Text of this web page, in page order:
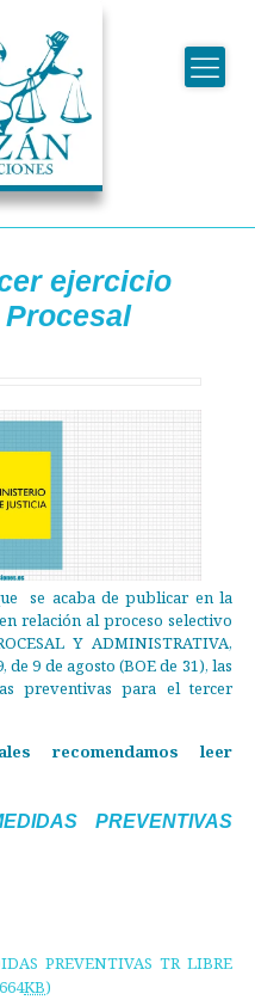
ejercicio
se acaba de publicar en la
relación al proceso selectivo
Y ADMINISTRATIVA,
de 9 de agosto (BOE de 31), las
preventivas para el tercer
recomendamos leer
PREVENTIVAS
PREVENTIVAS TR LIBRE
KB)